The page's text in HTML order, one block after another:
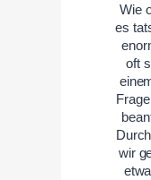
Wie
es
oft
wir